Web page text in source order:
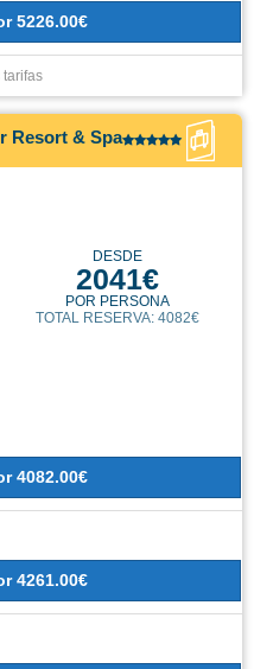
5226.00€
tarifas
Resort & Spa
DESDE
2041€
POR PERSONA
TOTAL RESERVA: 4082€
4082.00€
4261.00€